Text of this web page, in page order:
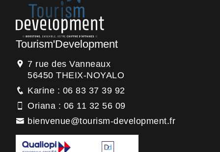
Tourism'Development
7 rue des Vanneaux
56450 THEIX-NOYALO
Karine : 06 83 37 39 92
Oriana : 06 11 32 56 09
bienvenue@tourism-development.fr